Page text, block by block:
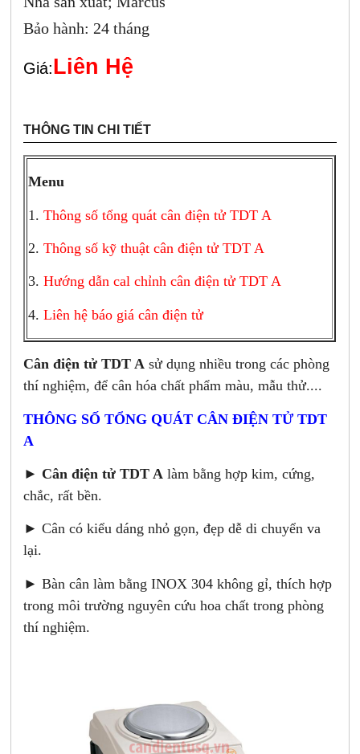
Bảo hành: 24 tháng
Giá:Liên Hệ
THÔNG TIN CHI TIẾT
Menu
1.Thông số tổng quát cân điện tử TDT A
2.Thông số kỹ thuật cân điện tử TDT A
3.Hướng dẫn cal chỉnh cân điện tử TDT A
4.Liên hệ báo giá cân điện tử
Cân điện tử TDT A sử dụng nhiều trong các phòng
thí nghiệm, để cân hóa chất phẩm màu, mẫu thử....
THÔNG SỐ TỔNG QUÁT CÂN ĐIỆN TỬ TDT
A
► Cân điện tử TDT A làm bằng hợp kim, cứng,
chắc, rất bền.
► Cân có kiểu dáng nhỏ gọn, đẹp dễ di chuyển va
lại.
► Bàn cân làm bằng INOX 304 không gỉ, thích hợp
trong môi trường nguyên cứu hoa chất trong phòng
thí nghiệm.